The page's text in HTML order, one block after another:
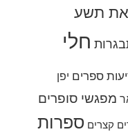
תשע
חלי
ספרים יפן
מפגשי סופרים
קצרים ספרות